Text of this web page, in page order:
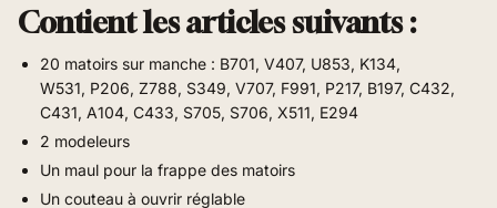
Contient les articles suivants :
20 matoirs sur manche : B701, V407, U853, K134,
W531, P206, Z788, S349, V707, F991, P217, B197, C432,
C431, A104, C433, S705, S706, X511, E294
2 modeleurs
Un maul pour la frappe des matoirs
Un couteau à ouvrir réglable